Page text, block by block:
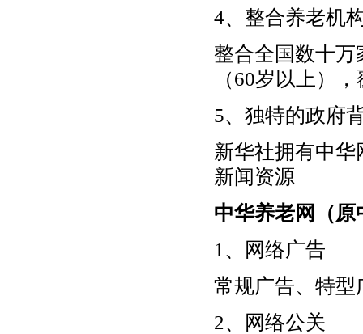
4、整合养老机
整合全国数十
（60岁以上）
5、独特的政府
新华社拥有中华
新闻资源
中华养老网
（
1、网络广告
常规广告、特
2、网络公关